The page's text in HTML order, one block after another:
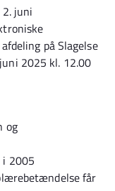
juni
på Slagelse
2025 kl. 12.00
og
2005
får